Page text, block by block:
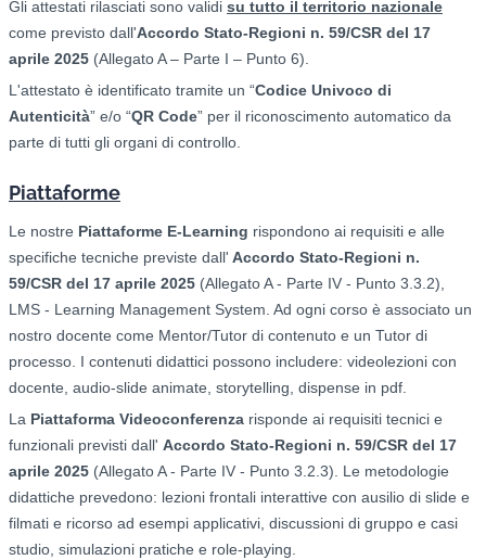
Gli attestati rilasciati sono validi su tutto il territorio nazionale
come previsto dall'Accordo Stato-Regioni n. 59/CSR del 17
aprile 2025 (Allegato A – Parte I – Punto 6).
L'attestato è identificato tramite un “Codice Univoco di
Autenticità” e/o “QR Code” per il riconoscimento automatico da
parte di tutti gli organi di controllo.
Piattaforme
Le nostre Piattaforme E-Learning rispondono ai requisiti e alle
specifiche tecniche previste dall' Accordo Stato-Regioni n.
59/CSR del 17 aprile 2025 (Allegato A - Parte IV - Punto 3.3.2),
LMS - Learning Management System. Ad ogni corso è associato un
nostro docente come Mentor/Tutor di contenuto e un Tutor di
processo. I contenuti didattici possono includere: videolezioni con
docente, audio-slide animate, storytelling, dispense in pdf.
La Piattaforma Videoconferenza risponde ai requisiti tecnici e
funzionali previsti dall' Accordo Stato-Regioni n. 59/CSR del 17
aprile 2025 (Allegato A - Parte IV - Punto 3.2.3). Le metodologie
didattiche prevedono: lezioni frontali interattive con ausilio di slide e
filmati e ricorso ad esempi applicativi, discussioni di gruppo e casi
studio, simulazioni pratiche e role-playing.